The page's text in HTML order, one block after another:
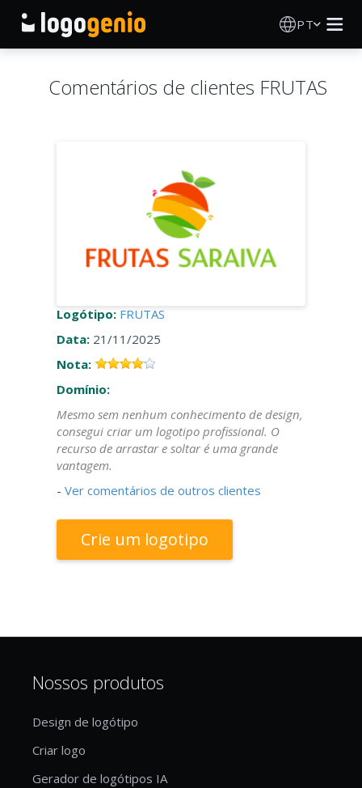
PT
Produtos impressos
Comentários de clientes FRUTAS
Logótipo: FRUTAS
Data: 21/11/2025
Nota:
Domínio:
Mesmo sem nenhum conhecimento de design,
consegui criar um logotipo profissional. O
recurso de arrastar e soltar é uma grande
vantagem.
- Ver comentários de outros clientes
Crie um logotipo
Nossos produtos
Design de logótipo
Criar logo
Gerador de logótipos IA